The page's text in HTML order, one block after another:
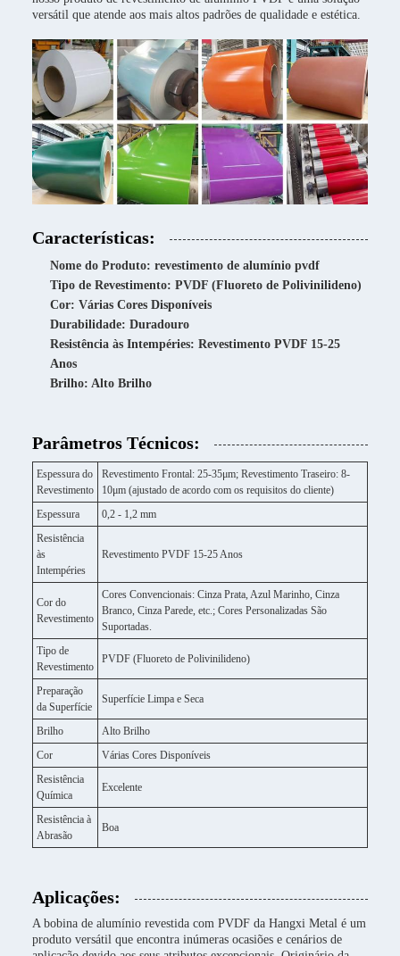
versátil que atende aos mais altos padrões de qualidade e estética.
Características:
Nome do Produto: revestimento de alumínio pvdf
Tipo de Revestimento: PVDF (Fluoreto de Polivinilideno)
Cor: Várias Cores Disponíveis
Durabilidade: Duradouro
Resistência às Intempéries: Revestimento PVDF 15-25
Anos
Brilho: Alto Brilho
Parâmetros Técnicos:
Espessura do
Revestimento
Revestimento Frontal: 25-35μm; Revestimento Traseiro: 8-
10μm (ajustado de acordo com os requisitos do cliente)
Espessura
0,2 - 1,2 mm
Resistência
às
Intempéries
Revestimento PVDF 15-25 Anos
Cor do
Revestimento
Cores Convencionais: Cinza Prata, Azul Marinho, Cinza
Branco, Cinza Parede, etc.; Cores Personalizadas São
Suportadas.
Tipo de
Revestimento
PVDF (Fluoreto de Polivinilideno)
Preparação
da Superfície
Superfície Limpa e Seca
Brilho
Alto Brilho
Cor
Várias Cores Disponíveis
Resistência
Química
Excelente
Resistência à
Abrasão
Boa
Aplicações:
A bobina de alumínio revestida com PVDF da Hangxi Metal é um
produto versátil que encontra inúmeras ocasiões e cenários de